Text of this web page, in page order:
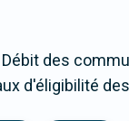
des
d'éligibilité